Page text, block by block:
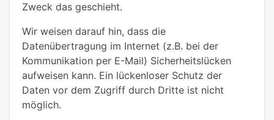
Zweck das geschieht.
Wir weisen darauf hin, dass die
Datenübertragung im Internet (z.B. bei der
Kommunikation per E-Mail) Sicherheitslücken
aufweisen kann. Ein lückenloser Schutz der
Daten vor dem Zugriff durch Dritte ist nicht
möglich.